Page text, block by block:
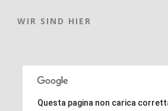
WIR SIND HIER
Questa pagina non carica